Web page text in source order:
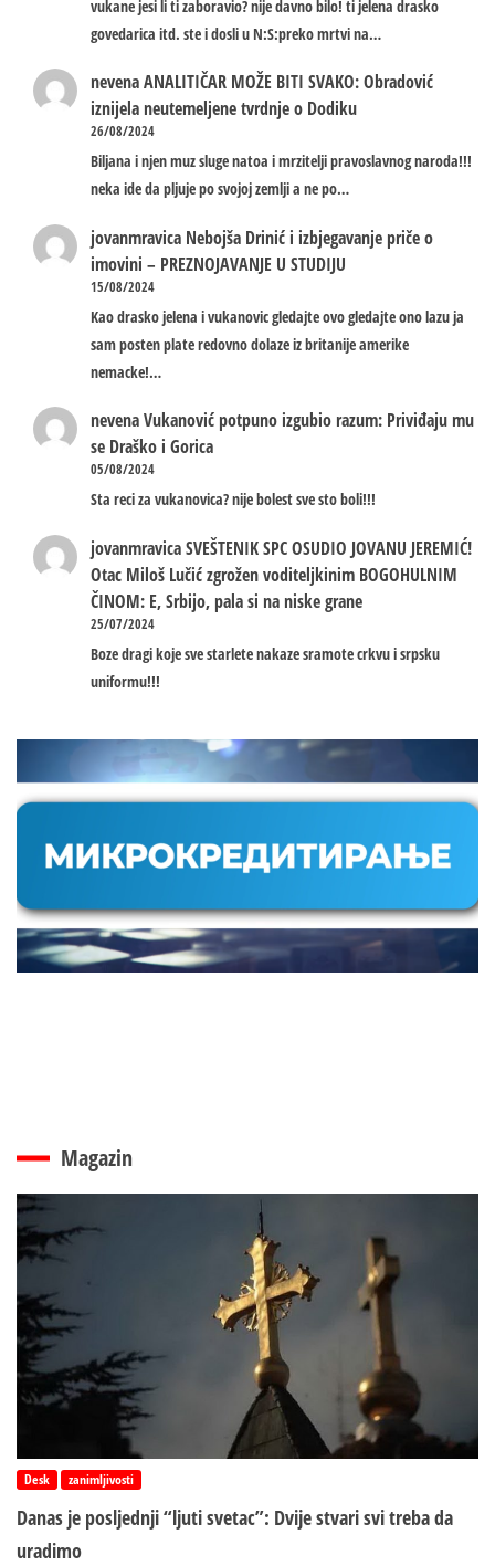
vukane jesi li ti zaboravio? nije davno bilo! ti jelena drasko
govedarica itd. ste i dosli u N:S:preko mrtvi na…
nevenaANALITIČAR MOŽE BITI SVAKO: Obradović
iznijela neutemeljene tvrdnje o Dodiku
26/08/2024
Biljana i njen muz sluge natoa i mrzitelji pravoslavnog naroda!!!
neka ide da pljuje po svojoj zemlji a ne po…
jovanmravica Nebojša Drinić i izbjegavanje priče o
imovini – PREZNOJAVANJE U STUDIJU
15/08/2024
Kao drasko jelena i vukanovic gledajte ovo gledajte ono lazu ja
sam posten plate redovno dolaze iz britanije amerike
nemacke!…
nevenaVukanović potpuno izgubio razum: Priviđaju mu
se Draško i Gorica
05/08/2024
Sta reci za vukanovica? nije bolest sve sto boli!!!
jovanmravicaSVEŠTENIK SPC OSUDIO JOVANU JEREMIĆ!
Otac Miloš Lučić zgrožen voditeljkinim BOGOHULNIM
ČINOM: E, Srbijo, pala si na niske grane
25/07/2024
Boze dragi koje sve starlete nakaze sramote crkvu i srpsku
uniformu!!!
Magazin
Desk zanimljivosti
Danas je posljednji “ljuti svetac”: Dvije stvari svi treba da
uradimo